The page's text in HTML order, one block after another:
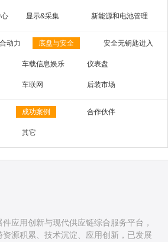
心 显示&采集 新能源和电池管理
动力 底盘与安全 安全无钥匙进入
车载信息娱乐 仪表盘
车联网 后装市场
成功案例 合作伙伴
其它
应用创新与现代供应链综合服务平台，
源积累、技术沉淀、应用创新，已发展